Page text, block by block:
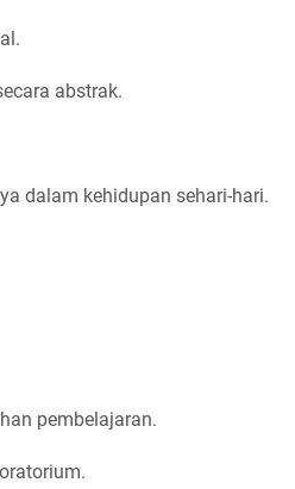
abstrak.
dalam kehidupan sehari-hari.
pembelajaran.